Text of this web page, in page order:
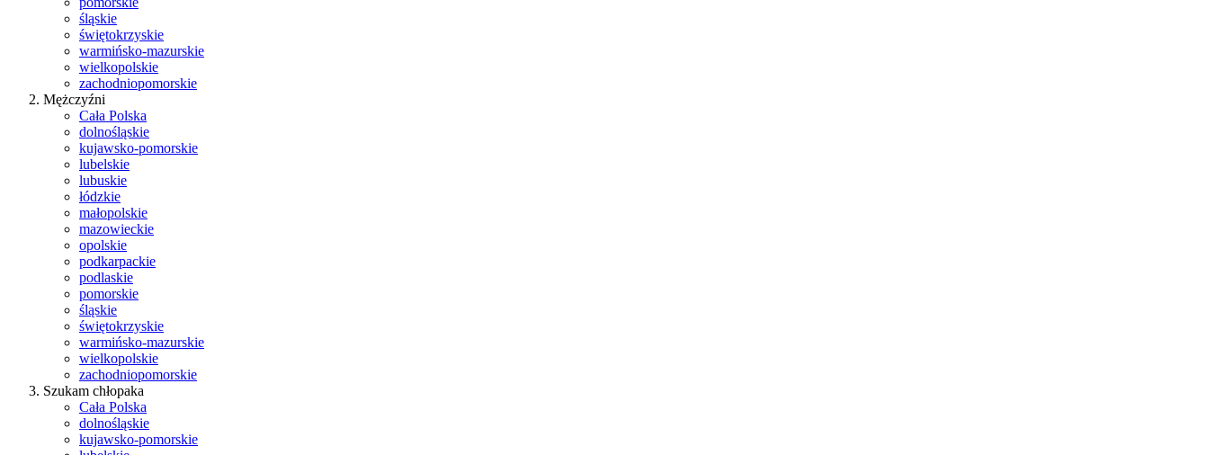
śląskie
świętokrzyskie
warmińsko-mazurskie
wielkopolskie
zachodniopomorskie
Mężczyźni
Cała Polska
dolnośląskie
kujawsko-pomorskie
lubelskie
lubuskie
łódzkie
małopolskie
mazowieckie
opolskie
podkarpackie
podlaskie
pomorskie
śląskie
świętokrzyskie
warmińsko-mazurskie
wielkopolskie
zachodniopomorskie
Szukam chłopaka
Cała Polska
dolnośląskie
kujawsko-pomorskie